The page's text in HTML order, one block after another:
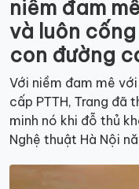
niềm đam
và luôn
con đường
Với niềm đam mê
cấp PTTH, Trang đã
minh nó khi đỗ thủ
Nghệ thuật Hà Nội